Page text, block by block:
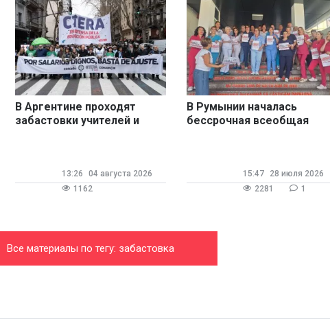
В Аргентине проходят
забастовки учителей и
13:26
04 августа 2026
1162
В Румынии началась
бессрочная всеобщая
15:47
28 июля 2026
2281
1
Все материалы по тегу: забастовка